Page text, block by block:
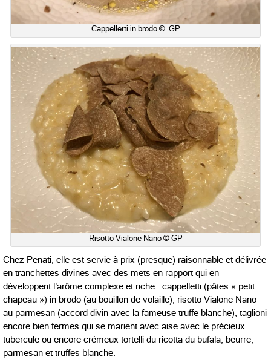
Cappelletti in brodo © GP
Risotto Vialone Nano © GP
Chez Penati, elle est servie à prix (presque) raisonnable et délivrée
en tranchettes divines avec des mets en rapport qui en
développent l’arôme complexe et riche : cappelletti (pâtes « petit
chapeau ») in brodo (au bouillon de volaille), risotto Vialone Nano
au parmesan (accord divin avec la fameuse truffe blanche), taglioni
encore bien fermes qui se marient avec aise avec le précieux
tubercule ou encore crémeux tortelli du ricotta du bufala, beurre,
parmesan et truffes blanche.